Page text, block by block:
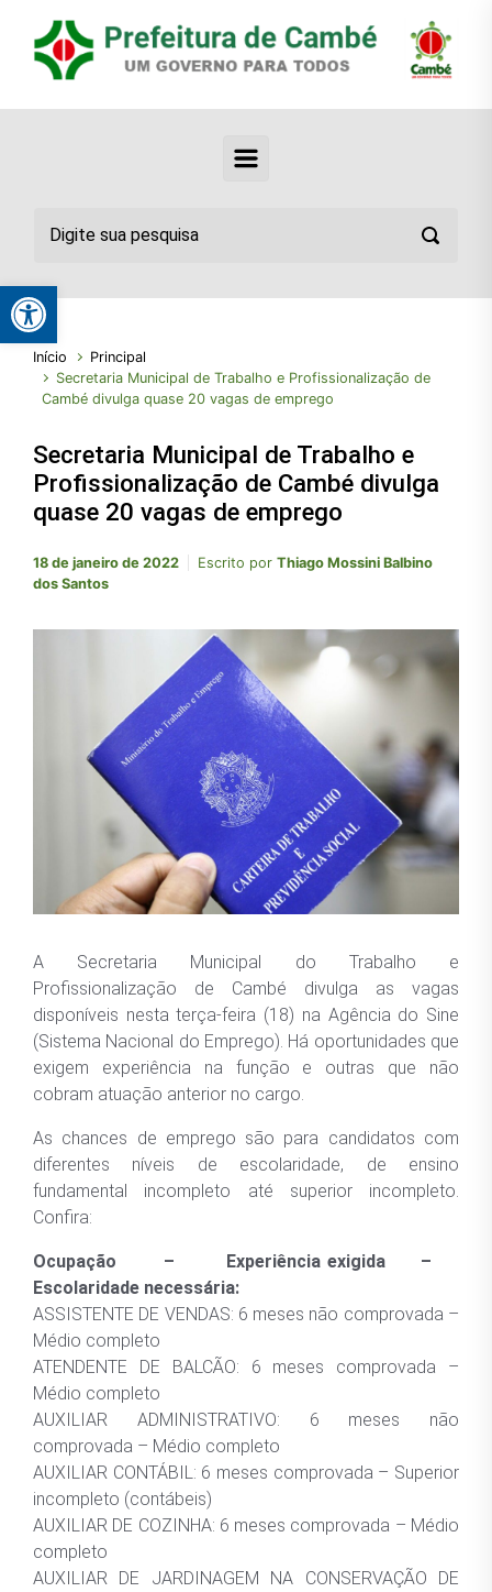
Início
Principal
Secretaria Municipal de Trabalho e Profissionalização de
Cambé divulga quase 20 vagas de emprego
Secretaria Municipal de Trabalho e
Profissionalização de Cambé divulga
quase 20 vagas de emprego
18 de janeiro de 2022 Escrito por Thiago Mossini Balbino
dos Santos
A Secretaria Municipal do Trabalho e
Profissionalização de Cambé divulga as vagas
disponíveis nesta terça-feira (18) na Agência do Sine
(Sistema Nacional do Emprego). Há oportunidades que
exigem experiência na função e outras que não
cobram atuação anterior no cargo.
As chances de emprego são para candidatos com
diferentes níveis de escolaridade, de ensino
fundamental incompleto até superior incompleto.
Confira:
Ocupação – Experiência exigida –
Escolaridade necessária:
ASSISTENTE DE VENDAS: 6 meses não comprovada –
Médio completo
ATENDENTE DE BALCÃO: 6 meses comprovada –
Médio completo
AUXILIAR ADMINISTRATIVO: 6 meses não
comprovada – Médio completo
AUXILIAR CONTÁBIL: 6 meses comprovada – Superior
incompleto (contábeis)
AUXILIAR DE COZINHA: 6 meses comprovada – Médio
completo
AUXILIAR DE JARDINAGEM NA CONSERVAÇÃO DE
Abrir a barra de ferramentas